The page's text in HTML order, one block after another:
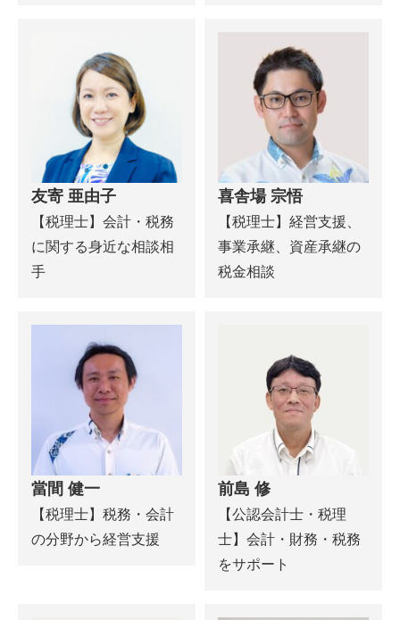
友寄 亜由子
【税理士】会計・税務
に関する身近な相談相
手
喜舎場 宗悟
【税理士】経営支援、
事業承継、資産承継の
税金相談
當間 健一
【税理士】税務・会計
の分野から経営支援
前島 修
【公認会計士・税理
士】会計・財務・税務
をサポート